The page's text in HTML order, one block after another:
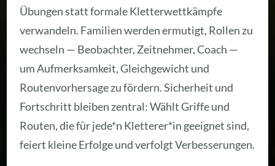
Übungen statt formale Kletterwettkämpfe
verwandeln. Familien werden ermutigt, Rollen zu
wechseln — Beobachter, Zeitnehmer, Coach —
um Aufmerksamkeit, Gleichgewicht und
Routenvorhersage zu fördern. Sicherheit und
Fortschritt bleiben zentral: Wählt Griffe und
Routen, die für jede*n Kletterer*in geeignet sind,
feiert kleine Erfolge und verfolgt Verbesserungen.